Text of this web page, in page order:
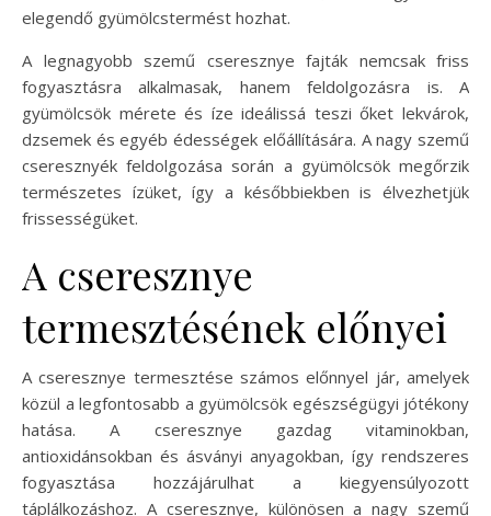
elegendő gyümölcstermést hozhat.
A legnagyobb szemű cseresznye fajták nemcsak friss
fogyasztásra alkalmasak, hanem feldolgozásra is. A
gyümölcsök mérete és íze ideálissá teszi őket lekvárok,
dzsemek és egyéb édességek előállítására. A nagy szemű
cseresznyék feldolgozása során a gyümölcsök megőrzik
természetes ízüket, így a későbbiekben is élvezhetjük
frissességüket.
A cseresznye
termesztésének előnyei
A cseresznye termesztése számos előnnyel jár, amelyek
közül a legfontosabb a gyümölcsök egészségügyi jótékony
hatása. A cseresznye gazdag vitaminokban,
antioxidánsokban és ásványi anyagokban, így rendszeres
fogyasztása hozzájárulhat a kiegyensúlyozott
táplálkozáshoz. A cseresznye, különösen a nagy szemű